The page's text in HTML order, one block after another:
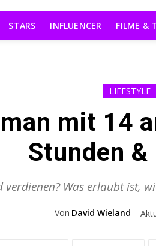
STARS INFLUENCER FILME &
LIFESTYLE
mit 14
Stunden &
verdienen? Was erlaubt ist,
Von David Wieland